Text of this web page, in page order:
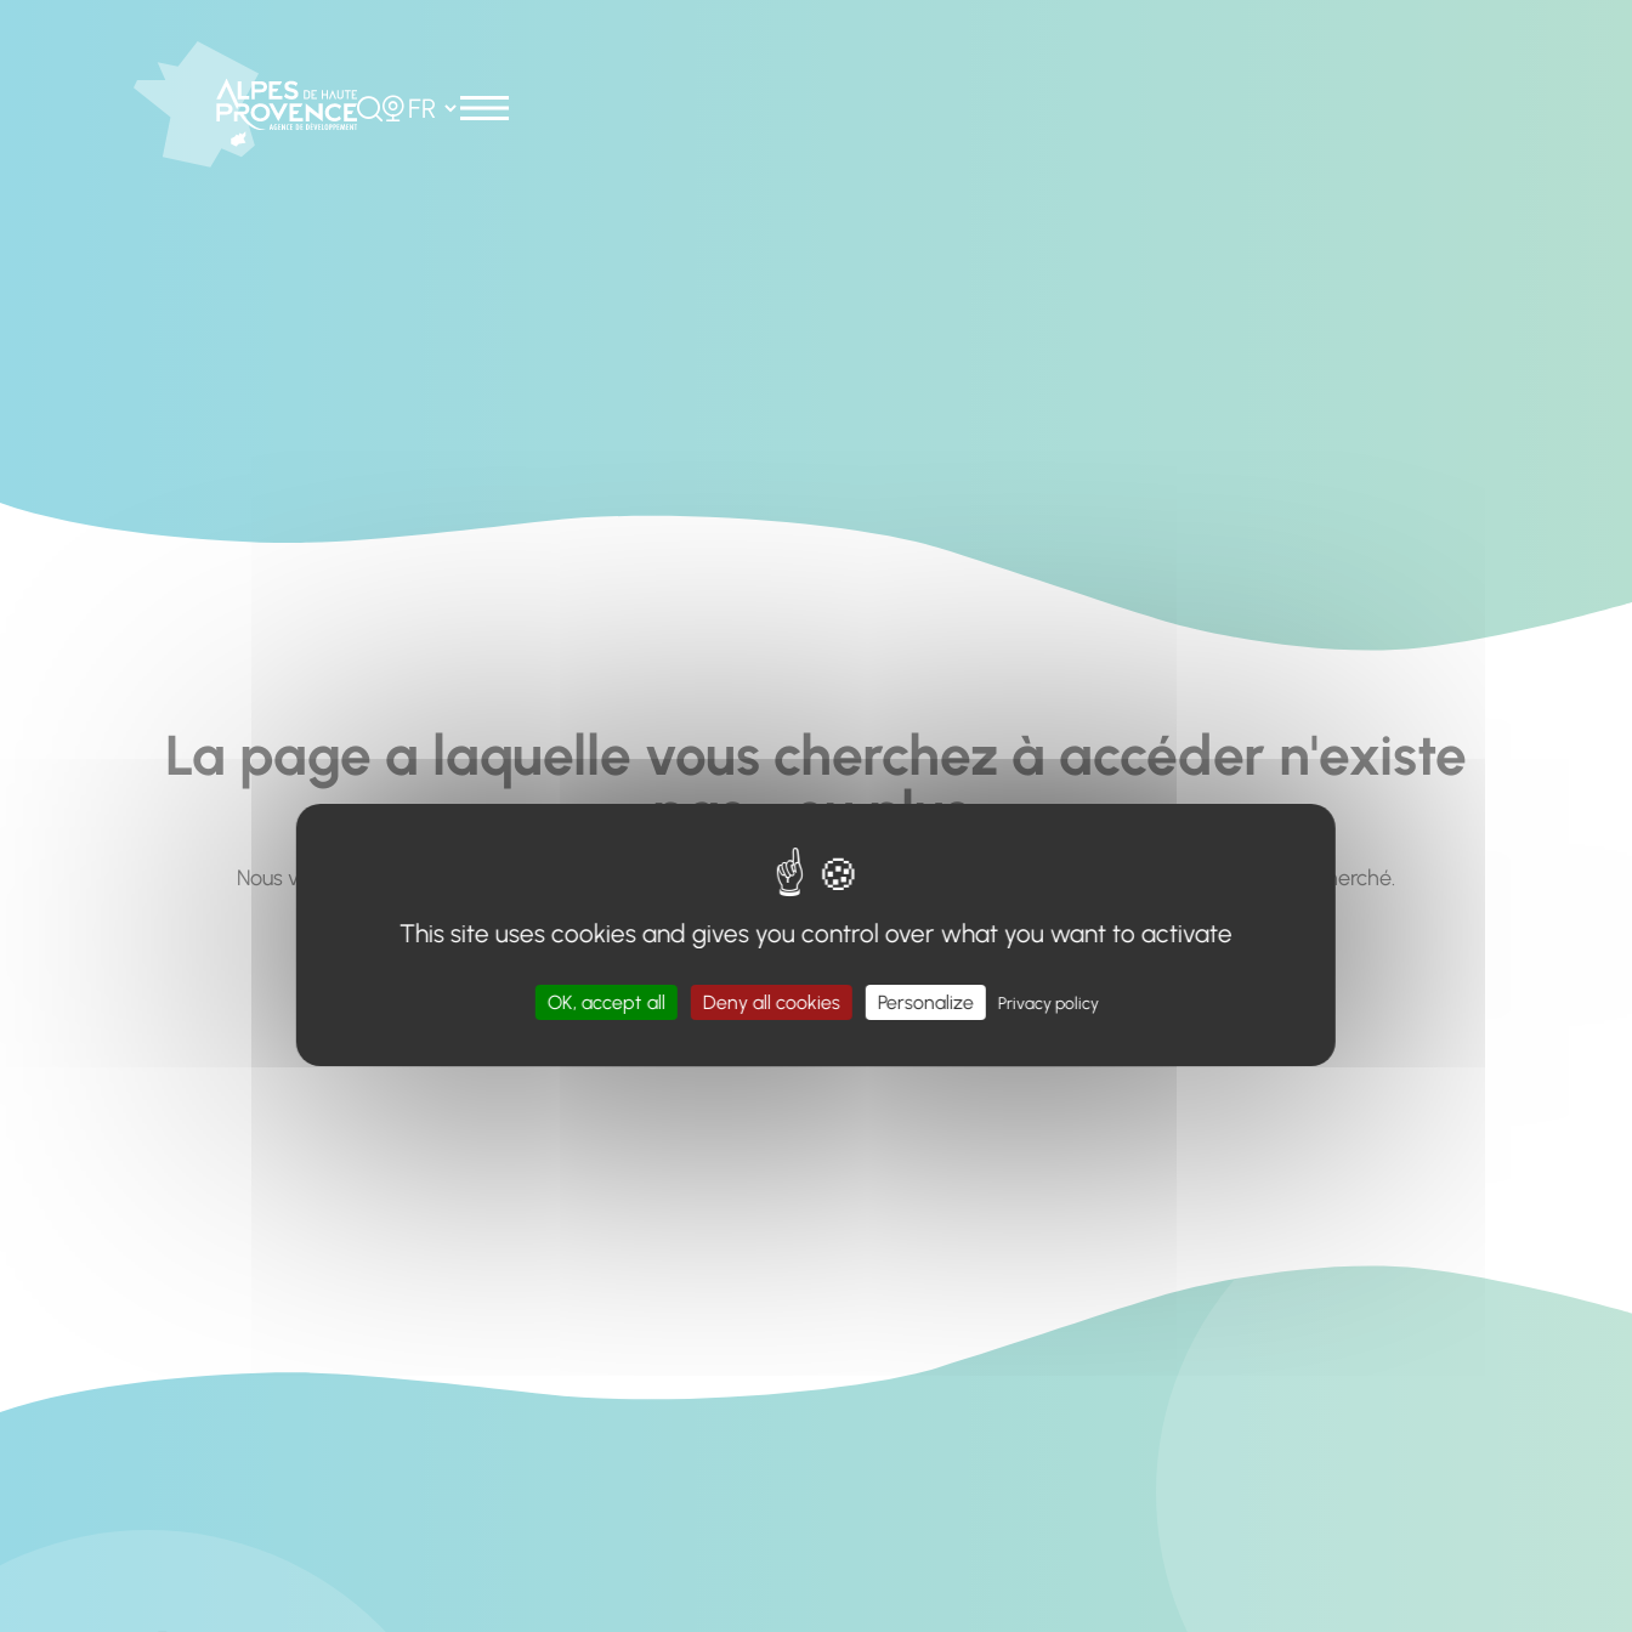
Rechercher
Choisir la langue
La page a laquelle vous cherchez à accéder n'existe
pas... ou plus.
Nous vous invitons à utiliser le moteur de recherche en haut de page, ou à utiliser le menu pour trouver le contenu recherché.
Retour à l'accueil
This site uses cookies and gives you control over what you want to activate
OK, accept all Deny all cookies Personalize Privacy policy